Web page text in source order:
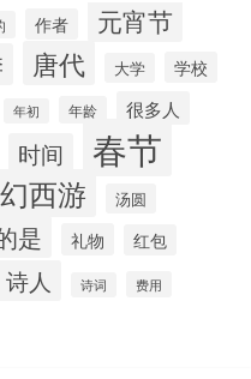
作者 元宵节
唐代 大学 学校
年初 年龄 很多人
时间 春节
西游 汤圆
是 礼物
红包
诗人 诗词 费用